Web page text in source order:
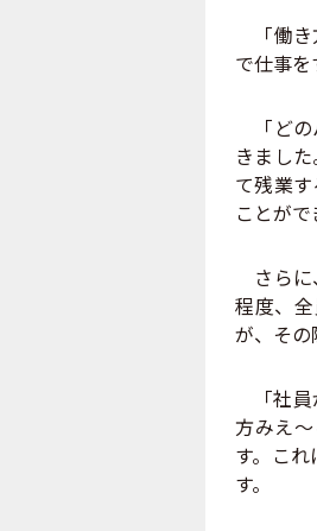
「働き
で仕事を
「どの
きまし
て残業
ことがで
さらに
程度、
が、その
「社員
方みえ
す。こ
す。